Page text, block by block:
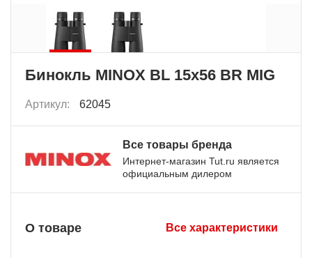
Бинокль MINOX BL 15x56 BR MIG
Артикул: 62045
Все товары бренда
Интернет-магазин Tut.ru является
официальным дилером
О товаре Все характеристики